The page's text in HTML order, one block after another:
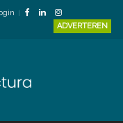
ADVERTEREN